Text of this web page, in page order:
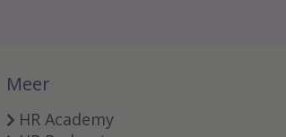
als een werknemer tijdens ziekte
geen/minder recht heeft op loon
Meer
HR Academy